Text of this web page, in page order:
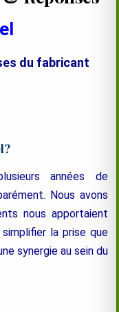
du fabricant
années de
Nous avons
nous apportaient
la prise que
synergie au sein du